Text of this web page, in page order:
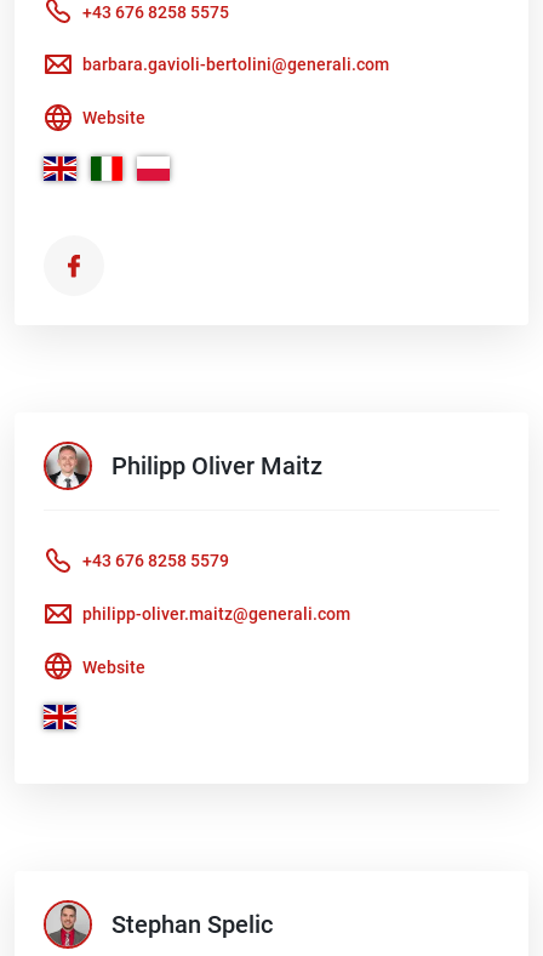
+43 676 8258 5575
barbara.gavioli-bertolini@generali.com
Website
Philipp Oliver Maitz
+43 676 8258 5579
philipp-oliver.maitz@generali.com
Website
Stephan Spelic